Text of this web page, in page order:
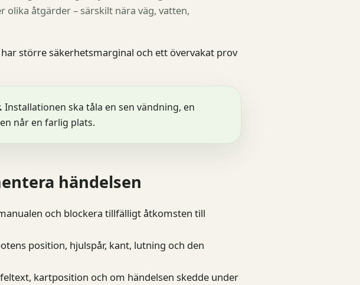
åtgärder – särskilt nära väg, vatten,
större säkerhetsmarginal och ett övervakat prov
Installationen ska tåla en sen vändning, en
når en farlig plats.
händelsen
och blockera tillfälligt åtkomsten till
position, hjulspår, kant, lutning och den
kartposition och om händelsen skedde under